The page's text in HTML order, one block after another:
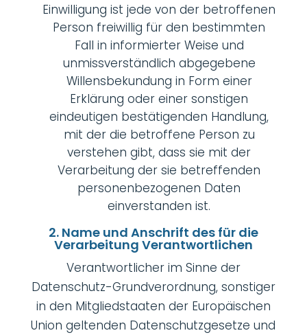
Einwilligung ist jede von der betroffenen
Person freiwillig für den bestimmten
Fall in informierter Weise und
unmissverständlich abgegebene
Willensbekundung in Form einer
Erklärung oder einer sonstigen
eindeutigen bestätigenden Handlung,
mit der die betroffene Person zu
verstehen gibt, dass sie mit der
Verarbeitung der sie betreffenden
personenbezogenen Daten
einverstanden ist.
2. Name und Anschrift des für die
Verarbeitung Verantwortlichen
Verantwortlicher im Sinne der
Datenschutz-Grundverordnung, sonstiger
in den Mitgliedstaaten der Europäischen
Union geltenden Datenschutzgesetze und